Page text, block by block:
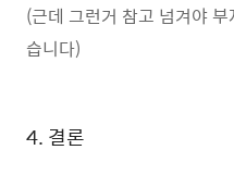
(근데 그런거 참고 넘겨야
습니다)
4. 결론